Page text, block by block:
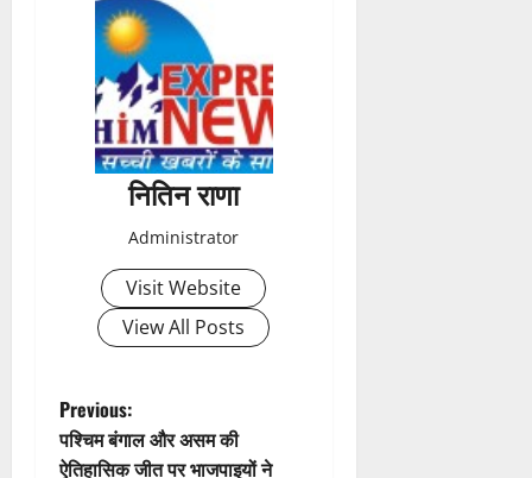
t
नितिन राणा
Administrator
Visit Website
View All Posts
P
Previous:
पश्चिम बंगाल और असम की
ऐतिहासिक जीत पर भाजपाइयों ने